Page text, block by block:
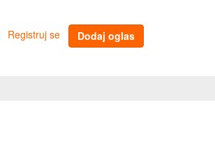
Registruj se Dodaj oglas